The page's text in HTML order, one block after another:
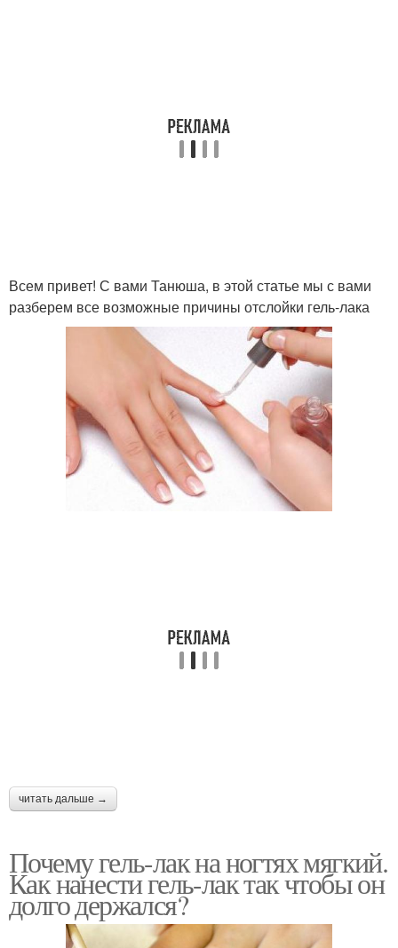
Всем привет! С вами Танюша, в этой статье мы с вами
разберем все возможные причины отслойки гель-лака
читать дальше →
Почему гель-лак на ногтях мягкий.
Как нанести гель-лак так чтобы он
долго держался?